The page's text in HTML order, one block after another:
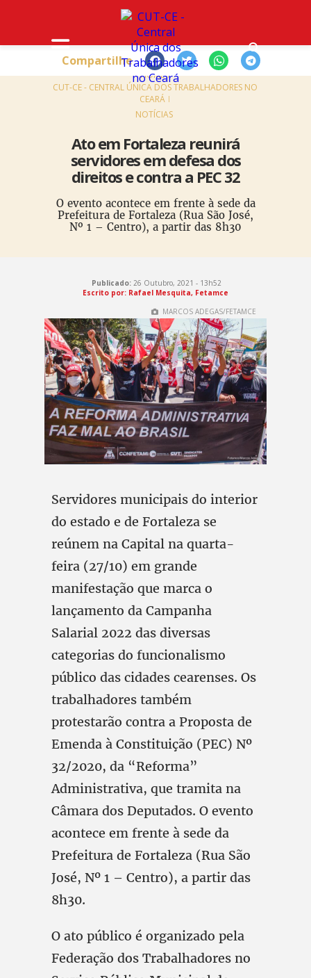
HOME
CUT-CE - CENTRAL ÚNICA DOS TRABALHADORES NO
CEARÁ
NOTÍCIAS
Ato em Fortaleza reunirá
servidores em defesa dos
direitos e contra a PEC 32
O evento acontece em frente à sede da
Prefeitura de Fortaleza (Rua São José,
Nº 1 – Centro), a partir das 8h30
Compartilhe
Publicado: 26 Outubro, 2021 - 13h52
Escrito por: Rafael Mesquita, Fetamce
MARCOS ADEGAS/FETAMCE
Servidores municipais do interior
do estado e de Fortaleza se
reúnem na Capital na quarta-
feira (27/10) em grande
manifestação que marca o
lançamento da Campanha
Salarial 2022 das diversas
categorias do funcionalismo
público das cidades cearenses. Os
trabalhadores também
protestarão contra a Proposta de
Emenda à Constituição (PEC) Nº
32/2020, da “Reforma”
Administrativa, que tramita na
Câmara dos Deputados. O evento
acontece em frente à sede da
Prefeitura de Fortaleza (Rua São
José, Nº 1 – Centro), a partir das
8h30.
O ato público é organizado pela
Federação dos Trabalhadores no